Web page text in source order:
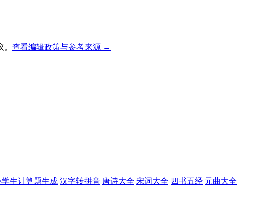
查看编辑政策与参考来源 →
学生计算题生成 汉字转拼音 唐诗大全 宋词大全 四书五经 元曲大全